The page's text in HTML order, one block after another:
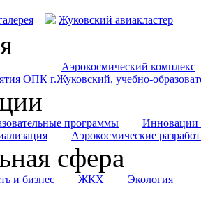
Жуковский авиакластер
Аэрокосмический комплекс
—
ОПК г.Жуковский, учебно-
программы Инновации
Аэрокосмические
сфера
и бизнес ЖКХ Экология